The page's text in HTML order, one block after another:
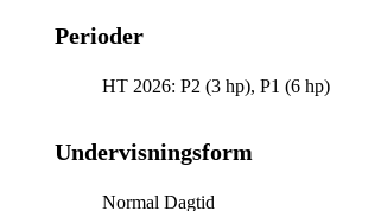
Perioder
HT 2026: P2 (3 hp), P1 (6 hp)
Undervisningsform
Normal Dagtid